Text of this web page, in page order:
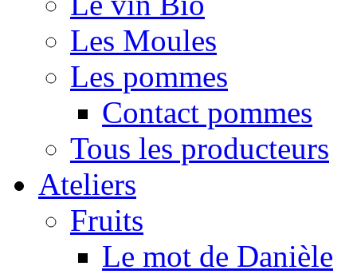
Les Moules
Les pommes
Contact pommes
Tous les producteurs
Ateliers
Fruits
Le mot de Danièle